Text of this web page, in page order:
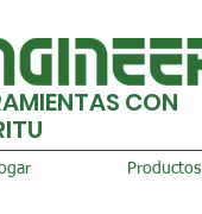
CON
Productos